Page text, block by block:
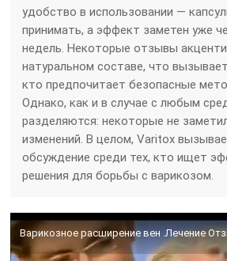
удобство в использовании —
принимать, а эффект заметен уже
недель. Некоторые отзывы
натуральном составе, что
кто предпочитает безопасные
Однако, как и в случае с любым
разделяются: некоторые не
изменений. В целом, Varitox
обсуждение среди тех, кто ищет
решения для борьбы с варикозом.
Варикозное расширение вен .Лечение